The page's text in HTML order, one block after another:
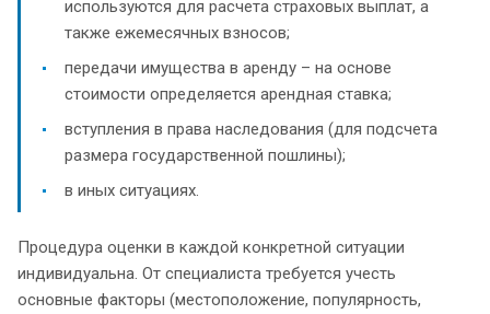
используются для расчета страховых выплат, а
также ежемесячных взносов;
передачи имущества в аренду – на основе
стоимости определяется арендная ставка;
вступления в права наследования (для подсчета
размера государственной пошлины);
в иных ситуациях.
Процедура оценки в каждой конкретной ситуации
индивидуальна. От специалиста требуется учесть
основные факторы (местоположение, популярность,